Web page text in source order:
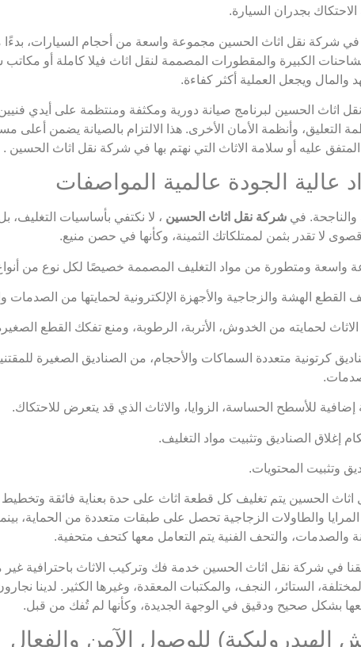
بجدران السيارة.
في شركة نقل اثاث الحسين مجموعة واسعة من أحجام السيارات،
الكبيرة والمقطورات المصممة لنقل اثاث فيلا كاملة أو
ويجعل العملية أكثر كفاءة.
اثاث الحسين لبرنامج صيانة دورية ومكثفة ومنتظمة على أيدي
وأنظمة الأمان الأخرى. هذا الالتزام بالصيانة يضمن أعلى
عليه أو سلامة الاثاث التي نهتم بها في شركة نقل اثاث الحسين .
والناجحة. في شركة نقل اثاث الحسين ، لا نكتفي بأساسيات
لا تقدر بثمن لممتلكاتك الثمينة، وكأنها في حصن منيع.
واسعة ومتطورة من مواد التغليف المصممة خصيصًا لكل نوع من أنواع
القطع الهشة والزجاجية والأجهزة الإلكترونية لحمايتها من الصدمات
لحمايته من الخدوش، الأتربة، الرطوبة، ومنع تفكك القطع
كرتونية متعددة السماكات والأحجام، من الصناديق الصغيرة
للأسطح الحساسة، الزوايا، والاثاث الذي قد يتعرض للاحتكاك.
إغلاق الصناديق وتثبيت مواد التغليف.
وتثبيت المحتويات.
الحسين يتم تغليف كل قطعة اثاث على حدة بعناية فائقة
والطاولات الزجاجية تحصل على طبقات متعددة من الحماية،
والصدمات، والتحف الفنية يتم التعامل معها كتحف متحفية.
في شركة نقل اثاث الحسين خدمة فك وتركيب الاثاث باحترافية غير
المختلفة، الستائر، النجف، والمكتبات المعقدة، وغيرها الكثير. لدينا
بشكل صحيح ودقيق في الوجهة الجديدة، وكأنها لم تُفك من قبل.